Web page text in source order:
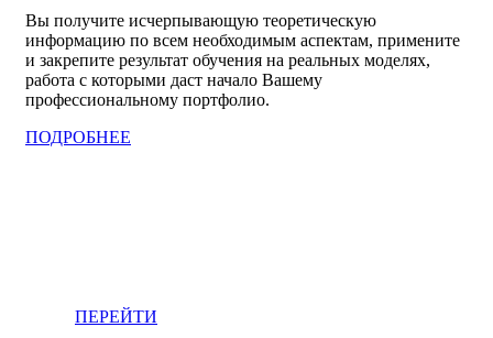
Вы получите исчерпывающую теоретическую
информацию по всем необходимым аспектам, примените
и закрепите результат обучения на реальных моделях,
работа с которыми даст начало Вашему
профессиональному портфолио.
ПОДРОБНЕЕ
ПЕРЕЙТИ